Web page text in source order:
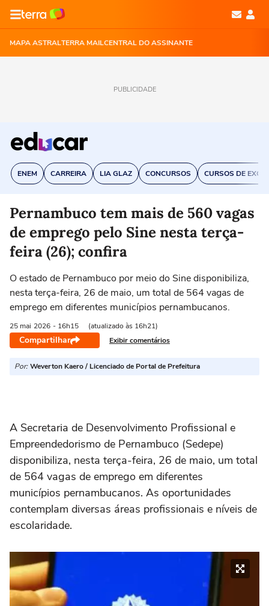
MAPA ASTRALTERRA MAILCENTRAL DO ASSINANTE
PUBLICIDADE
ENEM CARREIRA LIA GLAZ CONCURSOS CURSOS DE EXCEL
Pernambuco tem mais de 560 vagas
de emprego pelo Sine nesta terça-
feira (26); confira
O estado de Pernambuco por meio do Sine disponibiliza,
nesta terça-feira, 26 de maio, um total de 564 vagas de
emprego em diferentes municípios pernambucanos.
25 mai 2026 - 16h15 (atualizado às 16h21)
Compartilhar Exibir comentários
Por: Weverton Kaero / Licenciado de Portal de Prefeitura
A Secretaria de Desenvolvimento Profissional e
Empreendedorismo de Pernambuco (Sedepe)
disponibiliza, nesta terça-feira, 26 de maio, um total
de 564 vagas de emprego em diferentes
municípios pernambucanos. As oportunidades
contemplam diversas áreas profissionais e níveis de
escolaridade.